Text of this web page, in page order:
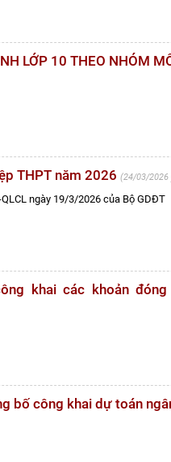
LỚP 10 THEO NHÓM
THPT năm 2026 24/03/2026
ngày 19/3/2026 của Bộ GDĐT
khai các khoản
bố công khai dự toán